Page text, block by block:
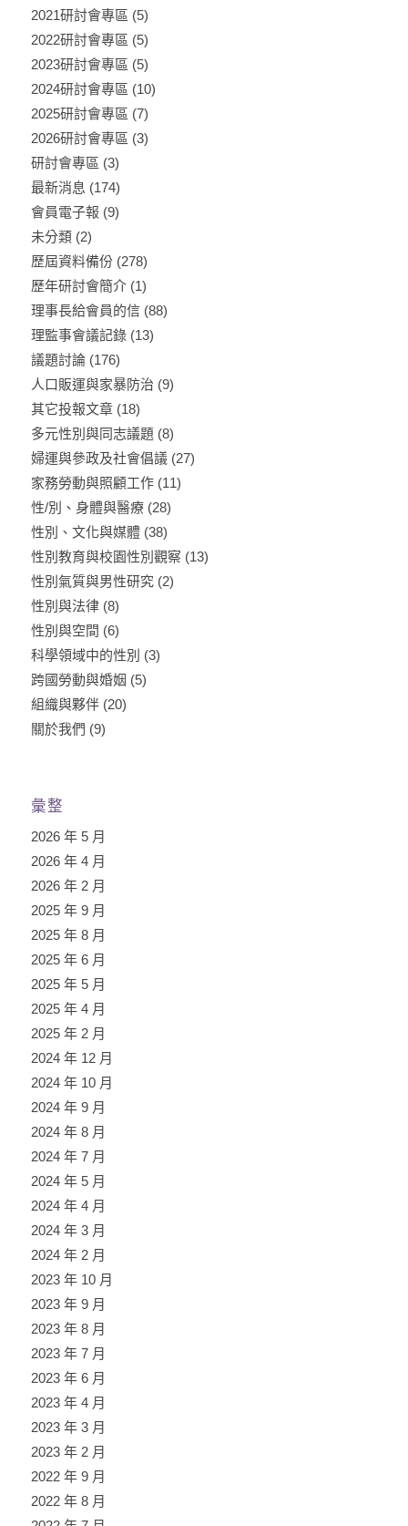
2021研討會專區 (5)
2022研討會專區 (5)
2023研討會專區 (5)
2024研討會專區 (10)
2025研討會專區 (7)
2026研討會專區 (3)
研討會專區 (3)
最新消息 (174)
會員電子報 (9)
未分類(2)
歷屆資料備份(278)
歷年研討會簡介(1)
理事長給會員的信(88)
理監事會議記錄(13)
議題討論(176)
人口販運與家暴防治 (9)
其它投報文章(18)
多元性別與同志議題(8)
婦運與參政及社會倡議(27)
家務勞動與照顧工作(11)
性/別、身體與醫療(28)
性別、文化與媒體(38)
性別教育與校園性別觀察 (13)
性別氣質與男性研究(2)
性別與法律(8)
性別與空間 (6)
科學領域中的性別 (3)
跨國勞動與婚姻 (5)
組織與夥伴(20)
關於我們 (9)
彙整
2026 年 5 月
2026 年 4 月
2026 年 2 月
2025 年 9 月
2025 年 8 月
2025 年 6 月
2025 年 5 月
2025 年 4 月
2025 年 2 月
2024 年 12 月
2024 年 10 月
2024 年 9 月
2024 年 8 月
2024 年 7 月
2024 年 5 月
2024 年 4 月
2024 年 3 月
2024 年 2 月
2023 年 10 月
2023 年 9 月
2023 年 8 月
2023 年 7 月
2023 年 6 月
2023 年 4 月
2023 年 3 月
2023 年 2 月
2022 年 9 月
2022 年 8 月